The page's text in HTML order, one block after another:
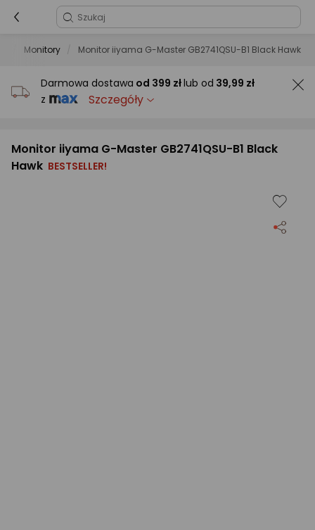
Monitory Monitor iiyama G-Master GB2741QSU-B1 Black Hawk
Darmowa dostawa od 399 złlub od 39,99 zł
z
Szczegóły
Monitor iiyama G-Master GB2741QSU-B1 Black
Hawk BESTSELLER!